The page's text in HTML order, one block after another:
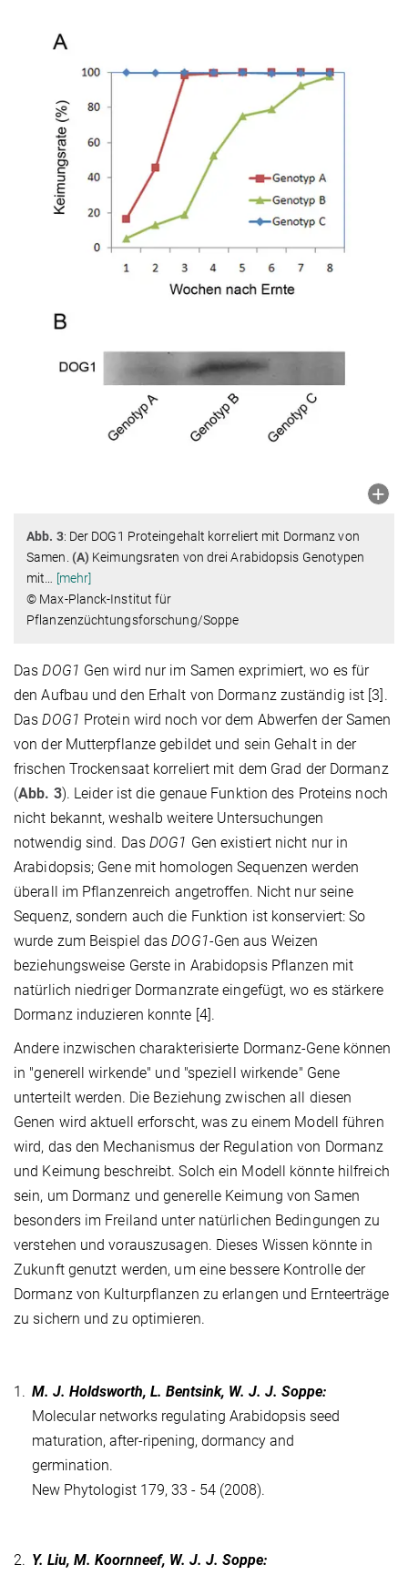
Abb. 3: Der DOG1 Proteingehalt korreliert mit Dormanz von
Samen. (A) Keimungsraten von drei Arabidopsis Genotypen
mit
[mehr]
© Max-Planck-Institut für
Pflanzenzüchtungsforschung/Soppe
DasDOG1 Gen wird nur im Samen exprimiert, wo es für
den Aufbau und den Erhalt von Dormanz zuständig ist [3].
DasDOG1 Protein wird noch vor dem Abwerfen der Samen
von der Mutterpflanze gebildet und sein Gehalt in der
frischen Trockensaat korreliert mit dem Grad der Dormanz
(Abb. 3). Leider ist die genaue Funktion des Proteins noch
nicht bekannt, weshalb weitere Untersuchungen
notwendig sind. Das DOG1 Gen existiert nicht nur in
Arabidopsis; Gene mit homologen Sequenzen werden
überall im Pflanzenreich angetroffen. Nicht nur seine
Sequenz, sondern auch die Funktion ist konserviert: So
wurde zum Beispiel dasDOG1-Gen aus Weizen
beziehungsweise Gerste in Arabidopsis Pflanzen mit
natürlich niedriger Dormanzrate eingefügt, wo es stärkere
Dormanz induzieren konnte [4].
Andere inzwischen charakterisierte Dormanz-Gene können
in "generell wirkende" und "speziell wirkende" Gene
unterteilt werden. Die Beziehung zwischen all diesen
Genen wird aktuell erforscht, was zu einem Modell führen
wird, das den Mechanismus der Regulation von Dormanz
und Keimung beschreibt. Solch ein Modell könnte hilfreich
sein, um Dormanz und generelle Keimung von Samen
besonders im Freiland unter natürlichen Bedingungen zu
verstehen und vorauszusagen. Dieses Wissen könnte in
Zukunft genutzt werden, um eine bessere Kontrolle der
Dormanz von Kulturpflanzen zu erlangen und Ernteerträge
zu sichern und zu optimieren.
1. M. J. Holdsworth, L. Bentsink, W. J. J. Soppe:
Molecular networks regulating Arabidopsis seed
maturation, after-ripening, dormancy and
germination.
New Phytologist 179, 33 - 54 (2008).
2. Y. Liu, M. Koornneef, W. J. J. Soppe: